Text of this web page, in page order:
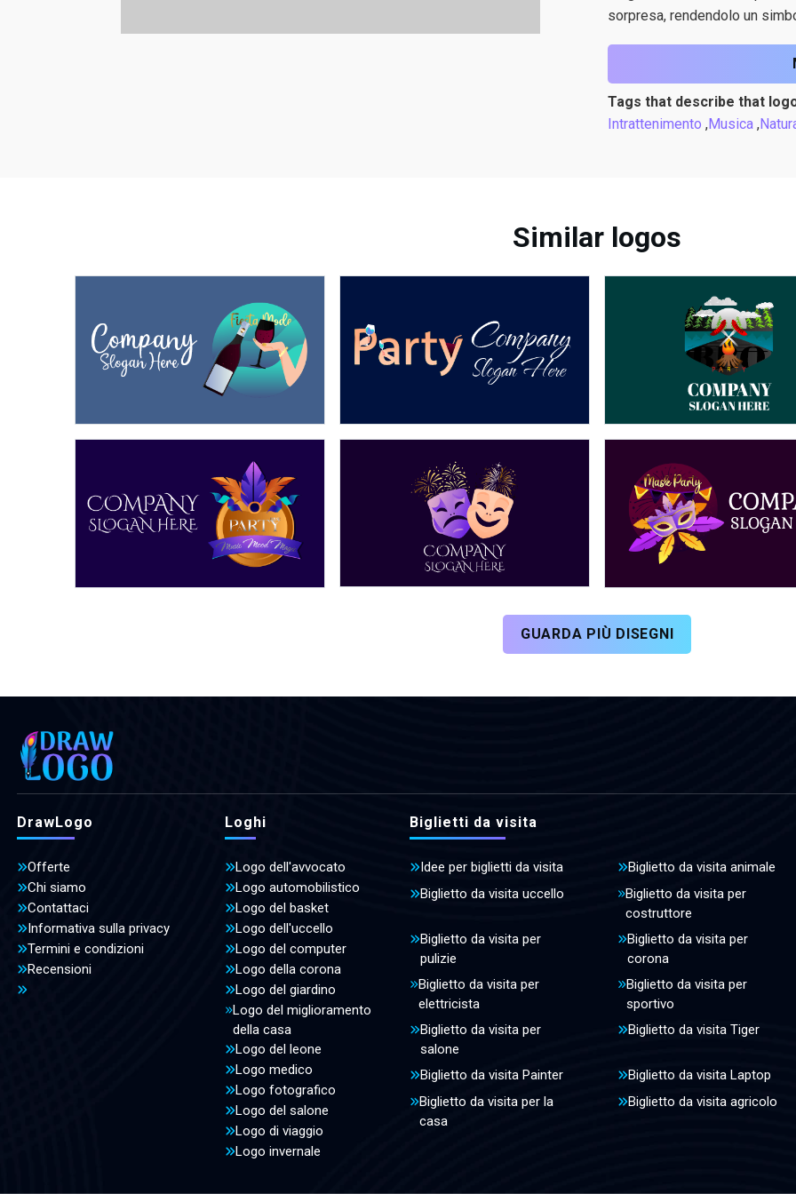
sorpresa, rendendolo un
Tags that describe that
Intrattenimento ,Musica ,
Similar logos
GUARDA PIÙ DISEGNI
DrawLogo
Offerte
Chi siamo
Contattaci
Informativa sulla privacy
Termini e condizioni
Recensioni
Loghi
Logo dell'avvocato
Logo automobilistico
Logo del basket
Logo dell'uccello
Logo del computer
Logo della corona
Logo del giardino
Logo del miglioramento
della casa
Logo del leone
Logo medico
Logo fotografico
Logo del salone
Logo di viaggio
Logo invernale
Biglietti da visita
Idee per biglietti da visita
Biglietto da visita animale
Biglietto da visita uccello
Biglietto da visita per
costruttore
Biglietto da visita per
pulizie
Biglietto da visita per
corona
Biglietto da visita per
elettricista
Biglietto da visita per
sportivo
Biglietto da visita per
salone
Biglietto da visita Tiger
Biglietto da visita Painter
Biglietto da visita Laptop
Biglietto da visita per la
casa
Biglietto da visita agricolo